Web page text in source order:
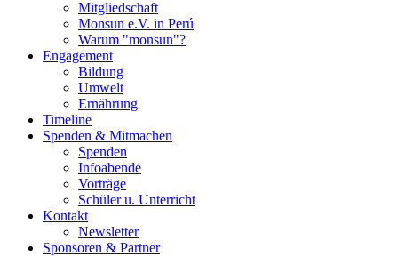
Mitgliedschaft
Monsun e.V. in Perú
Warum "monsun"?
Engagement
Bildung
Umwelt
Ernährung
Timeline
Spenden & Mitmachen
Spenden
Infoabende
Vorträge
Schüler u. Unterricht
Kontakt
Newsletter
Sponsoren & Partner